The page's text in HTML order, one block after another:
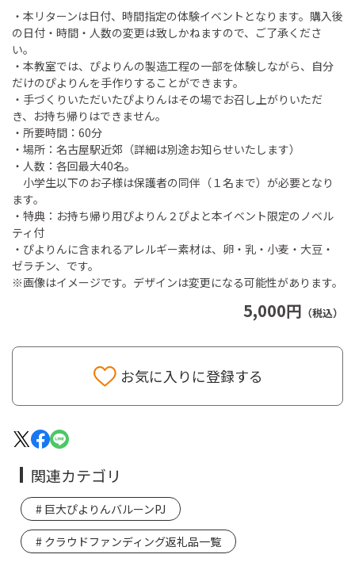
5,000円 （税込）
・本リターンは日付、時間指定の体験イベントとなります。購入後
の日付・時間・人数の変更は致しかねますので、ご了承くださ
い。
・本教室では、ぴよりんの製造工程の一部を体験しながら、自分
だけのぴよりんを手作りすることができます。
・手づくりいただいたぴよりんはその場でお召し上がりいただ
き、お持ち帰りはできません。
・所要時間：60分
・場所：名古屋駅近郊（詳細は別途お知らせいたします）
・人数：各回最大40名。
小学生以下のお子様は保護者の同伴（１名まで）が必要となり
ます。
・特典：お持ち帰り用ぴよりん２ぴよと本イベント限定のノベル
ティ付
・ぴよりんに含まれるアレルギー素材は、卵・乳・小麦・大豆・
ゼラチン、です。
※画像はイメージです。デザインは変更になる可能性があります。
お気に入りに登録する
関連カテゴリ
巨大ぴよりんバルーンPJ
クラウドファンディング返礼品一覧